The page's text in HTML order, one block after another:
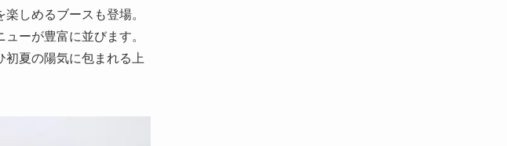
しめるブースも登場。
ーが豊富に並びます。
夏の陽気に包まれる上